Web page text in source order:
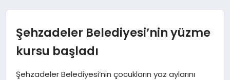
BÜLTEN
Şehzadeler Belediyesi’nin yüzme
kursu başladı
Şehzadeler Belediyesi’nin çocukların yaz aylarını